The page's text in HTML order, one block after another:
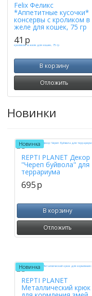
Felix Феликс
*Аппетитные кусочки*
консервы с кроликом в
желе для кошек, 75 гр
41 p
В корзину
Отложить
Новинки
Новинка
REPTI PLANET Декор
"Череп буйвола" для
террариума
695p
В корзину
Отложить
Новинка
REPTI PLANET
Металлический крюк